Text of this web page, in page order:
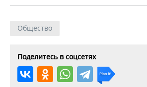
Общество
Поделитесь в соцсетях